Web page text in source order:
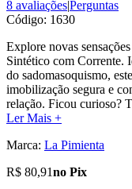
8 avaliações|Perguntas
Código: 1630
Explore novas
Sintético com Corrente.
do sadomasoquismo,
imobilização segura e
relação. Ficou curioso?
Ler Mais +
Marca: La Pimienta
R$ 80,91no Pix